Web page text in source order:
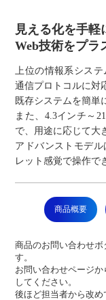
見える化を手軽
Web技術をプラ
上位の情報系シス
通信プロトコルに対
既存システムを簡単
また、4.3インチ～
で、用途に応じて大
アドバンストモデ
レット感覚で操作で
商品概要
商品のお問い合わせ
す。
お問い合わせページ
してください。
後ほど担当者から改め